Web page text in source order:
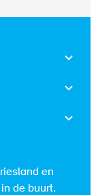
en
de buurt.